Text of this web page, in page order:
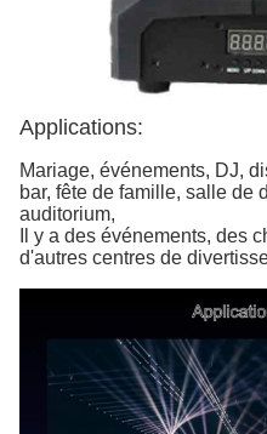
Applications:
Mariage, événements, DJ,
bar, fête de famille, salle de
auditorium,
Il y a des événements, des
d'autres centres de